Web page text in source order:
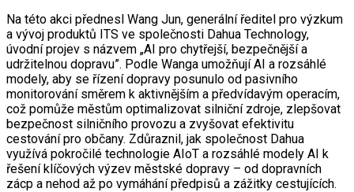
Na této akci přednesl Wang Jun, generální ředitel pro výzkum
a vývoj produktů ITS ve společnosti Dahua Technology,
úvodní projev s názvem „AI pro chytřejší, bezpečnější a
udržitelnou dopravu”. Podle Wanga umožňují AI a rozsáhlé
modely, aby se řízení dopravy posunulo od pasivního
monitorování směrem k aktivnějším a předvídavým operacím,
což pomůže městům optimalizovat silniční zdroje, zlepšovat
bezpečnost silničního provozu a zvyšovat efektivitu
cestování pro občany. Zdůraznil, jak společnost Dahua
využívá pokročilé technologie AIoT a rozsáhlé modely AI k
řešení klíčových výzev městské dopravy – od dopravních
zácp a nehod až po vymáhání předpisů a zážitky cestujících.